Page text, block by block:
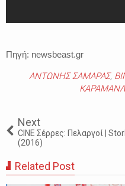
Πηγή: newsbeast.gr
ΑΝΤΩΝΗΣ ΣΑΜΑΡΑΣ,
Next
CINE Σέρρες: Πελαργοί |
(2016)
Related Post